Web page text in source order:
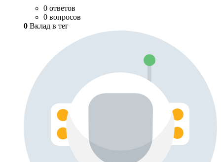
0 ответов
0 вопросов
0 Вклад в тег